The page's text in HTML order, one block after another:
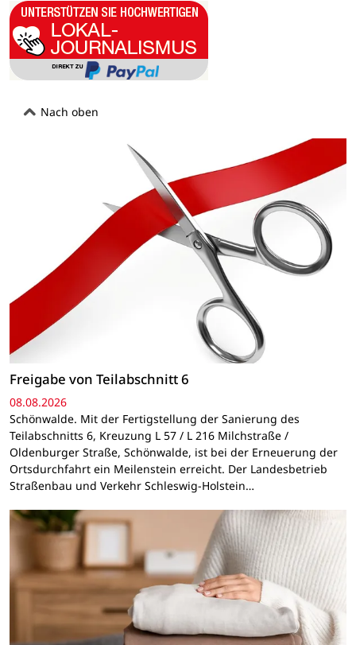
Nach oben
Freigabe von Teilabschnitt 6
08.08.2026
Schönwalde. Mit der Fertigstellung der Sanierung des
Teilabschnitts 6, Kreuzung L 57 / L 216 Milchstraße /
Oldenburger Straße, Schönwalde, ist bei der Erneuerung der
Ortsdurchfahrt ein Meilenstein erreicht. Der Landesbetrieb
Straßenbau und Verkehr Schleswig-Holstein…